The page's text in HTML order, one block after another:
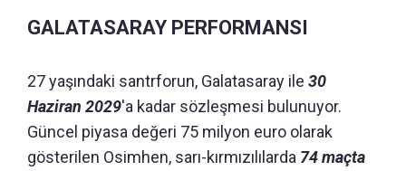
GALATASARAY PERFORMANSI
27 yaşındaki santrforun, Galatasaray ile 30
Haziran 2029'a kadar sözleşmesi bulunuyor.
Güncel piyasa değeri 75 milyon euro olarak
gösterilen Osimhen, sarı-kırmızılılarda 74 maçta